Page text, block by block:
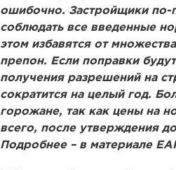
ошибочно. Застройщики по-
соблюдать все введенные
этом избавятся от
препон. Если поправки
получения разрешений на
сократится на целый год.
горожане, так как цены на
всего, после утверждения
Подробнее – в материале